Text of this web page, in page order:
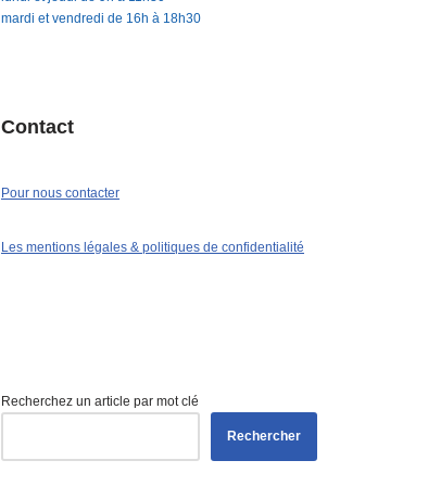
mardi et vendredi de 16h à 18h30
Contact
Pour nous contacter
Les mentions légales & politiques de confidentialité
Recherchez un article par mot clé
Rechercher